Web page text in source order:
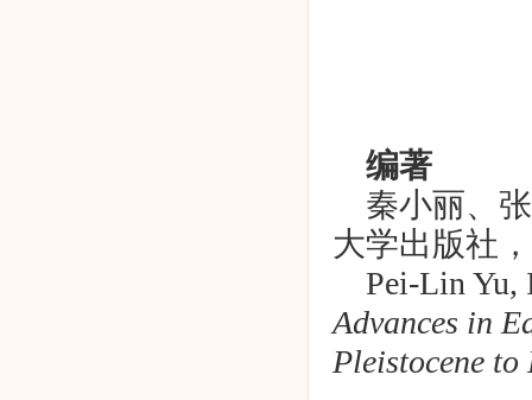
编著
秦小丽、
大学出版社，
Pei-Lin Yu,
Advances in
Pleistocene